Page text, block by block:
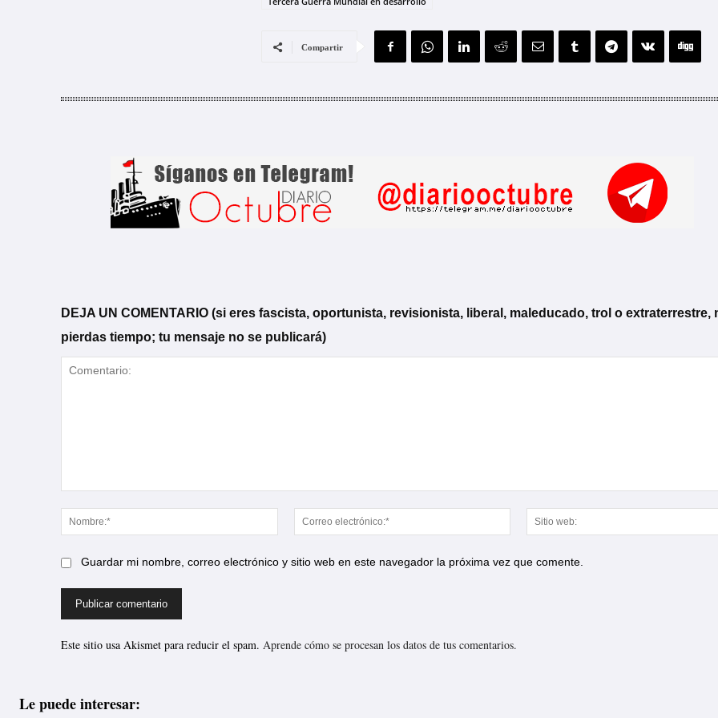
Compartir
DEJA UN COMENTARIO (si eres fascista, oportunista, revisionista, liberal, maleducado, trol o extraterrestre,
pierdas tiempo; tu mensaje no se publicará)
Nombre:*
Correo
electrónico:*
Guardar mi nombre, correo electrónico y sitio web en este navegador la próxima vez que comente.
Este sitio usa Akismet para reducir el spam. Aprende cómo se procesan los datos de tus comentarios.
Le puede interesar: